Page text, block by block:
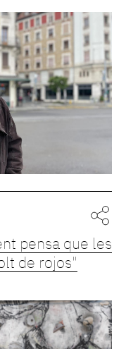
pensa que les
de rojos"